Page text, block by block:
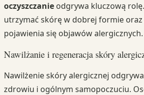
oczyszczanie odgrywa kluczową
utrzymać skórę w dobrej formie
pojawienia się objawów alergicznych.
Nawilżanie i regeneracja skóry
Nawilżenie skóry alergicznej
zdrowiu i ogólnym samopoczuciu.